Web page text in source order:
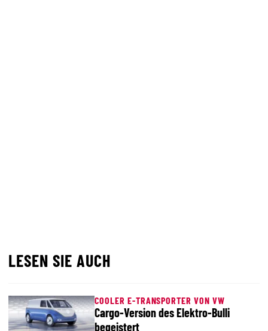
LESEN SIE AUCH
COOLER E-TRANSPORTER VON VW
Cargo-Version des Elektro-Bulli
begeistert